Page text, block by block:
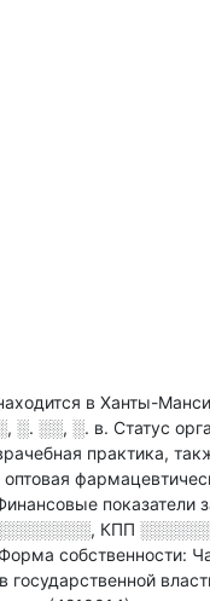
в Ханты-
░. ░░, ░. в. Статус
практика,
показатели
, КПП
Форма собственности:
государственной